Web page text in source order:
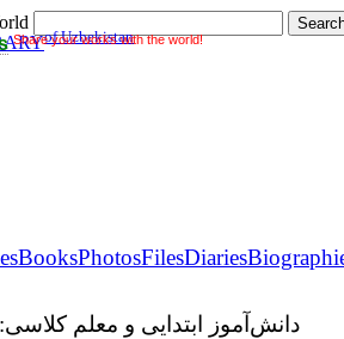
Share your works with the world!
of Uzbekistan
BooksPhotosFilesDiaries
دانش‌آموز ابتدایی و معلم